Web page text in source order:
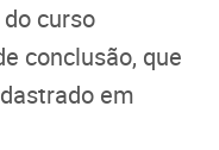
curso
conclusão, que
em